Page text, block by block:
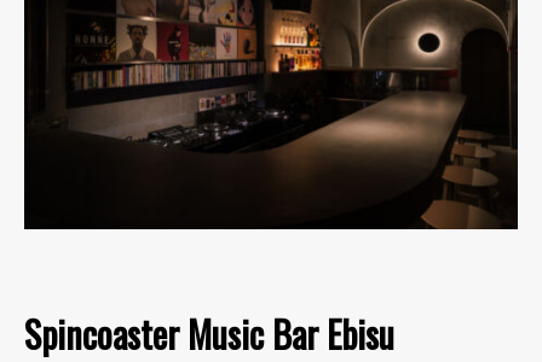
Spincoaster Music Bar Ebisu